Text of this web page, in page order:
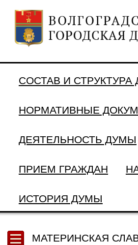
СОСТАВ И СТРУКТУРА
НОРМАТИВНЫЕ
ДЕЯТЕЛЬНОСТЬ ДУМЫ
ПРИЕМ ГРАЖДАН
ИСТОРИЯ ДУМЫ
МАТЕРИНСКАЯ